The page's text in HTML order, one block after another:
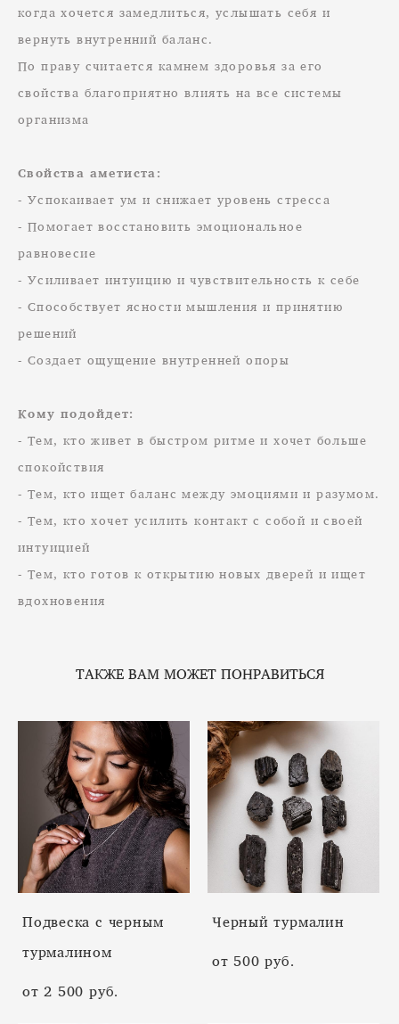
когда хочется замедлиться, услышать себя и
вернуть внутренний баланс.
По праву считается камнем здоровья за его
свойства благоприятно влиять на все системы
организма
Свойства аметиста:
- Успокаивает ум и снижает уровень стресса
- Помогает восстановить эмоциональное
равновесие
- Усиливает интуицию и чувствительность к себе
- Способствует ясности мышления и принятию
решений
- Создает ощущение внутренней опоры
Кому подойдет:
- Тем, кто живет в быстром ритме и хочет больше
спокойствия
- Тем, кто ищет баланс между эмоциями и разумом.
- Тем, кто хочет усилить контакт с собой и своей
интуицией
- Тем, кто готов к открытию новых дверей и ищет
вдохновения
ТАКЖЕ ВАМ МОЖЕТ ПОНРАВИТЬСЯ
Подвеска с черным
турмалином
от 2 500 pуб.
Черный турмалин
от 500 pуб.